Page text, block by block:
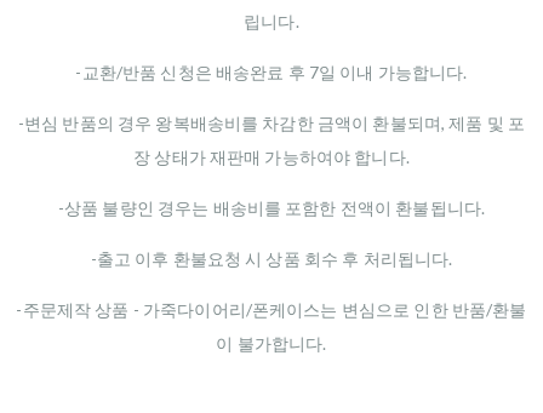
립니다.
-교환/반품 신청은 배송완료 후 7일 이내 가능합니다.
-변심 반품의 경우 왕복배송비를 차감한 금액이 환불되며, 제품 및 포
장 상태가 재판매 가능하여야 합니다.
-상품 불량인 경우는 배송비를 포함한 전액이 환불됩니다.
-출고 이후 환불요청 시 상품 회수 후 처리됩니다.
-주문제작 상품 - 가죽다이어리/폰케이스는 변심으로 인한 반품/환불
이 불가합니다.